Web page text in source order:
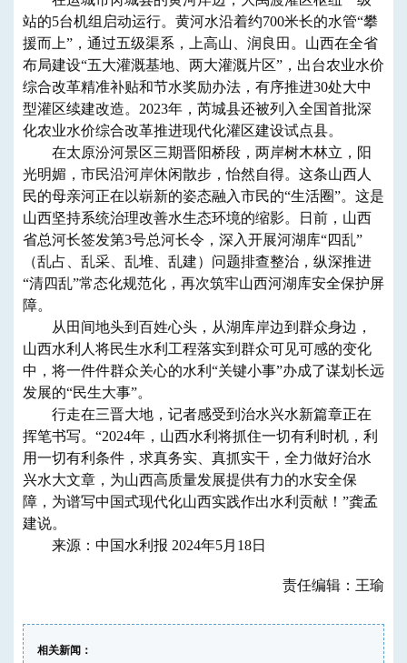
站的5台机组启动运行。黄河水沿着约700米长的水管“攀
援而上”，通过五级渠系，上高山、润良田。山西在全省
布局建设“五大灌溉基地、两大灌溉片区”，出台农业水价
综合改革精准补贴和节水奖励办法，有序推进30处大中
型灌区续建改造。2023年，芮城县还被列入全国首批深
化农业水价综合改革推进现代化灌区建设试点县。
在太原汾河景区三期晋阳桥段，两岸树木林立，阳
光明媚，市民沿河岸休闲散步，怡然自得。这条山西人
民的母亲河正在以崭新的姿态融入市民的“生活圈”。这是
山西坚持系统治理改善水生态环境的缩影。日前，山西
省总河长签发第3号总河长令，深入开展河湖库“四乱”
（乱占、乱采、乱堆、乱建）问题排查整治，纵深推进
“清四乱”常态化规范化，再次筑牢山西河湖库安全保护屏
障。
从田间地头到百姓心头，从湖库岸边到群众身边，
山西水利人将民生水利工程落实到群众可见可感的变化
中，将一件件群众关心的水利“关键小事”办成了谋划长远
发展的“民生大事”。
行走在三晋大地，记者感受到治水兴水新篇章正在
挥笔书写。“2024年，山西水利将抓住一切有利时机，利
用一切有利条件，求真务实、真抓实干，全力做好治水
兴水大文章，为山西高质量发展提供有力的水安全保
障，为谱写中国式现代化山西实践作出水利贡献！”龚孟
建说。
来源：中国水利报 2024年5月18日
责任编辑：王瑜
相关新闻：